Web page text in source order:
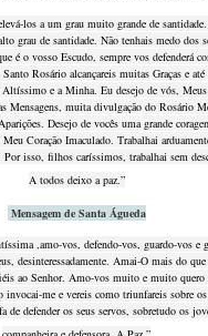
los a um grau muito grande de
grau de santidade. Não tenhais medo dos
é o vosso Escudo, sempre vos defenderá
Rosário alcançareis muitas Graças e
e a Minha. Eu desejo de vós,
muita divulgação do Rosário
Desejo de vocês uma grande
Coração Imaculado. Trabalhai
isso, filhos caríssimos, trabalhai sem
A todos deixo a paz.”
Mensagem de Santa Águeda
,amo-vos, defendo-vos, guardo-vos
desinteressadamente. Amai-O mais do
ao Senhor. Amo-vos muito e muito quero
me e vereis como triunfareis sobre
defender os seus servos, sobretudo os